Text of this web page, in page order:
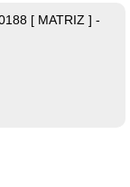
[ MATRIZ ] -